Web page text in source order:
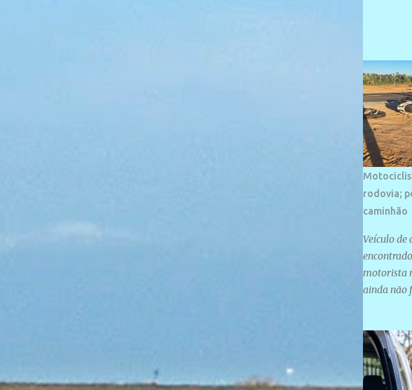
vizinhos.
palco de
maior
o SESC
1996.
rodovia;
caminhão
Veículo de
motorista
ainda não
Santos
(31) em